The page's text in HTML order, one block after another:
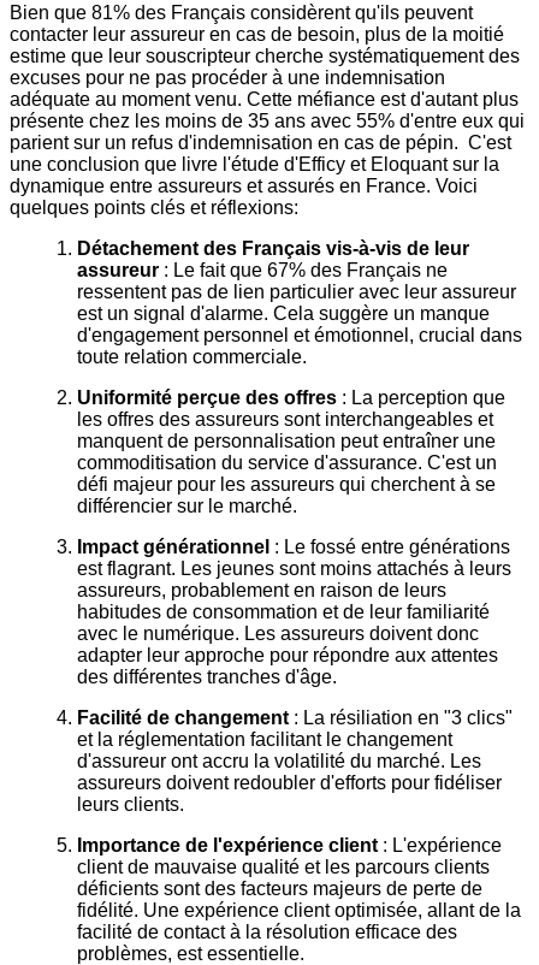
Bien que 81% des Français considèrent qu'ils peuvent
contacter leur assureur en cas de besoin, plus de la moitié
estime que leur souscripteur cherche systématiquement des
excuses pour ne pas procéder à une indemnisation
adéquate au moment venu. Cette méfiance est d'autant plus
présente chez les moins de 35 ans avec 55% d'entre eux qui
parient sur un refus d'indemnisation en cas de pépin. C'est
une conclusion que livre l'étude d'Efficy et Eloquant sur la
dynamique entre assureurs et assurés en France. Voici
quelques points clés et réflexions:
Détachement des Français vis-à-vis de leur
assureur : Le fait que 67% des Français ne
ressentent pas de lien particulier avec leur assureur
est un signal d'alarme. Cela suggère un manque
d'engagement personnel et émotionnel, crucial dans
toute relation commerciale.
Uniformité perçue des offres : La perception que
les offres des assureurs sont interchangeables et
manquent de personnalisation peut entraîner une
commoditisation du service d'assurance. C'est un
défi majeur pour les assureurs qui cherchent à se
différencier sur le marché.
Impact générationnel : Le fossé entre générations
est flagrant. Les jeunes sont moins attachés à leurs
assureurs, probablement en raison de leurs
habitudes de consommation et de leur familiarité
avec le numérique. Les assureurs doivent donc
adapter leur approche pour répondre aux attentes
des différentes tranches d'âge.
Facilité de changement : La résiliation en "3 clics"
et la réglementation facilitant le changement
d'assureur ont accru la volatilité du marché. Les
assureurs doivent redoubler d'efforts pour fidéliser
leurs clients.
Importance de l'expérience client : L'expérience
client de mauvaise qualité et les parcours clients
déficients sont des facteurs majeurs de perte de
fidélité. Une expérience client optimisée, allant de la
facilité de contact à la résolution efficace des
problèmes, est essentielle.